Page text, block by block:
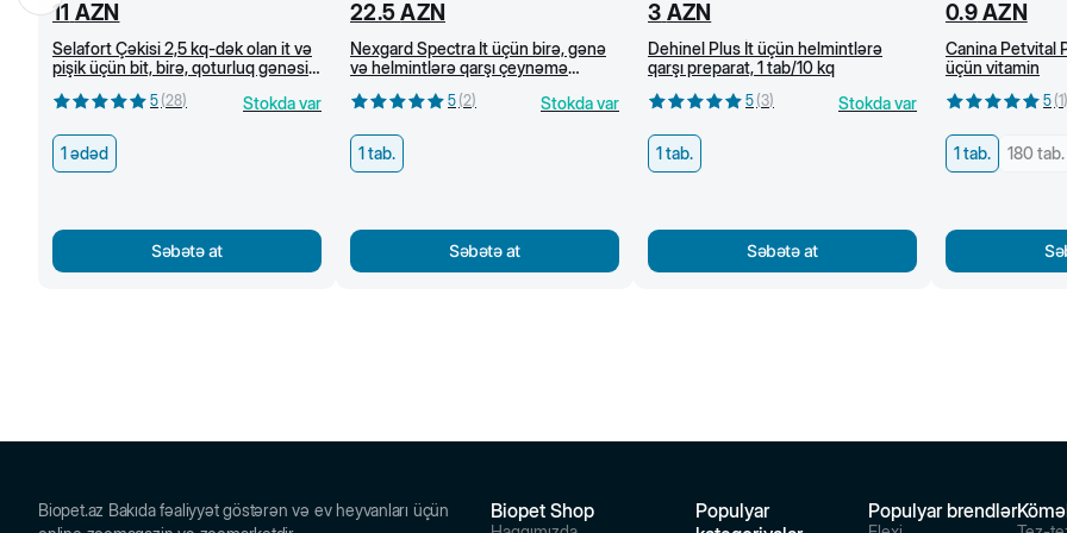
11 AZN
Selafort Çəkisi 2,5 kq-dək olan it və
pişik üçün bit, birə, qoturluq gənəsi
5 (28) Stokda var
1 ədəd
Səbətə at
22.5 AZN
Nexgard Spectra İt üçün birə, gənə
və helmintlərə qarşı çeynəmə
5 (2) Stokda var
1 tab.
Səbətə at
3 AZN
Dehinel Plus İt üçün helmintlərə
qarşı preparat, 1 tab/10 kq
5 (3) Stokda var
1 tab.
Səbətə at
0.9 AZN
Canina Petvital
üçün vitamin
5 (1)
1 tab. 180 tab.
Biopet.az Bakıda fəaliyyət göstərən və ev heyvanları üçün
Biopet Shop
Populyar
Populyar brendlər